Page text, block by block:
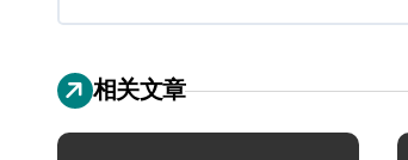
相关文章